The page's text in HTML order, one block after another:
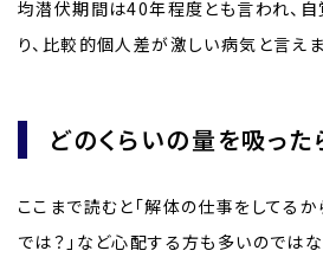
均潜伏期間は40年程度とも言われ、
り、比較的個人差が激しい病気と言えま
どのくらいの量を吸った
ここまで読むと「解体の仕事をしてる
では？」など心配する方も多いのではな